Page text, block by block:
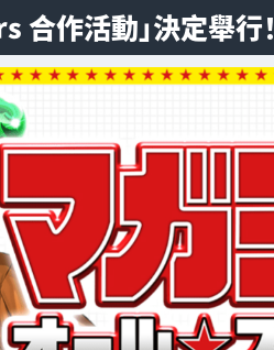
合作活動」決定舉行！